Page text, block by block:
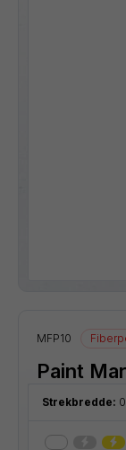
MFP10
Paint
Strekbredde: